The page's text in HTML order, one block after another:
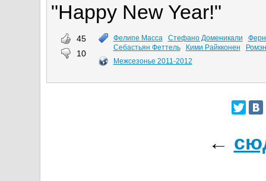
"Happy New Year!"
45
10
Фелипе Масса Стефано Доменикали
Себастьян Феттель
Кими Райкконен
Межсезонье 2011-2012
←